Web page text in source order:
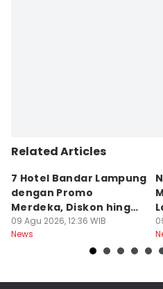
Related Articles
7 Hotel Bandar Lampung
dengan Promo
Merdeka, Diskon hingga
50 Persen
09 Agu 2026, 12:36 WIB
News